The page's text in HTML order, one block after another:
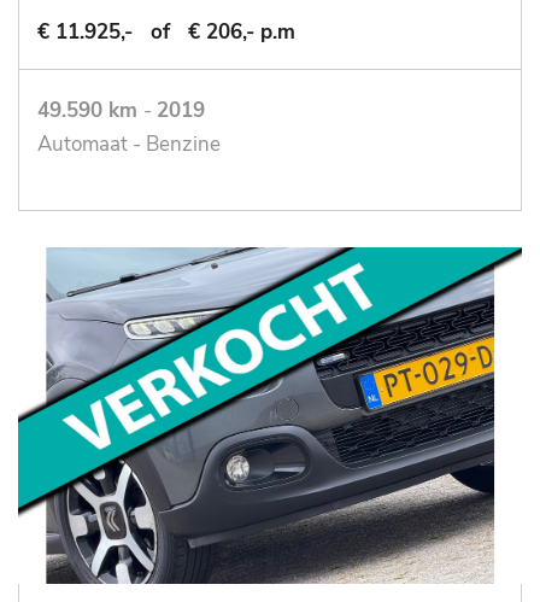
€ 11.925,-
of € 206,- p.m
49.590 km - 2019
Automaat - Benzine